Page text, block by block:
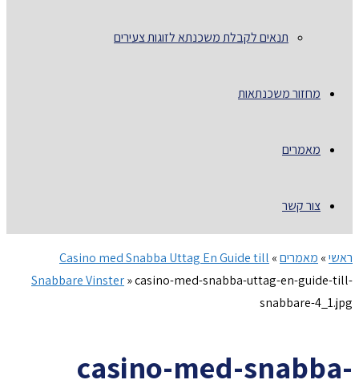
תנאים לקבלת משכנתא לזוגות צעירים
מחזור משכנתאות
מאמרים
צור קשר
ראשי» מאמרים»
Casino med Snabba Uttag En Guide till
Snabbare Vinster»casino-med-snabba-uttag-en-guide-till-
snabbare-4_1.jpg
casino-med-snabba-